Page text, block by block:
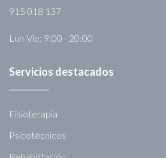
915 018 137
Lun-Vie: 9:00 - 20:00
Servicios destacados
Fisioterapia
Psicotécnicos